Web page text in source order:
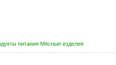
питания Мясные изделия